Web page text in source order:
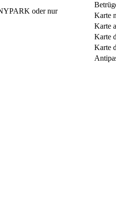
oder nur
Karte
Karte
Karte
Karte